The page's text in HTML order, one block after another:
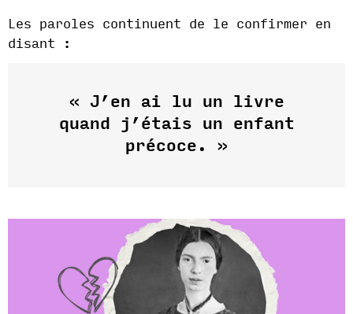
Les paroles continuent de le confirmer en
disant :
« J’en ai lu un livre
quand j’étais un enfant
précoce. »